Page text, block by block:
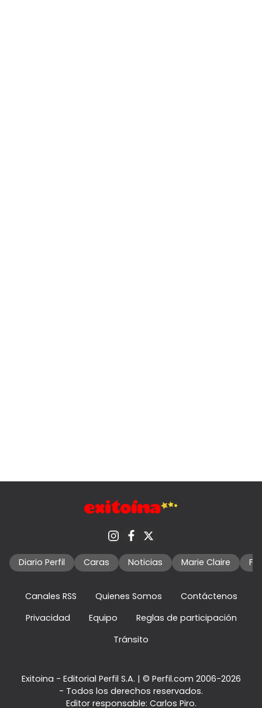
Diario Perfil Caras Noticias Marie Claire
Canales RSS Quienes Somos
Contáctenos
Privacidad
Equipo
Reglas de participación
Tránsito
Exitoina - Editorial Perfil S.A. | © Perfil.com 2006-2026
- Todos los derechos reservados.
Editor responsable: Carlos Piro.